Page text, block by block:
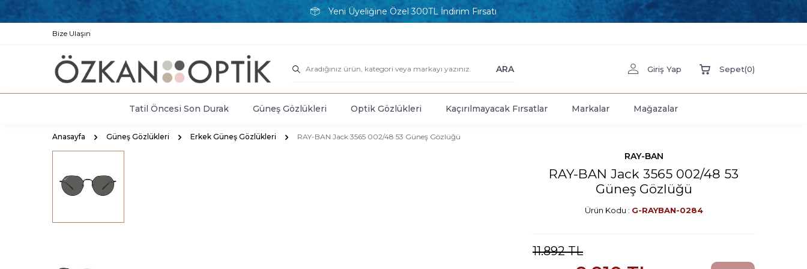
Yeni Üyeliğine Özel 300TL İndirim Fırsatı
Bize Ulaşın
ARA Giriş Yap Sepet(0)
Tatil Öncesi Son Durak Güneş Gözlükleri Optik Gözlükleri Kaçırılmayacak Fırsatlar Markalar Mağazalar
Anasayfa Güneş Gözlükleri Erkek Güneş Gözlükleri RAY-BAN Jack 3565 002/48 53 Güneş Gözlüğü
RAY-BAN
RAY-BAN Jack 3565 002/48 53
Güneş Gözlüğü
Ürün Kodu : G-RAYBAN-0284
11.892TL